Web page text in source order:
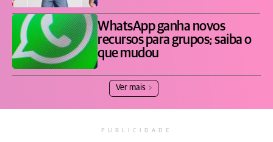
WhatsApp ganha novos
recursos para grupos; saiba o
que mudou
Ver mais
PUBLICIDADE